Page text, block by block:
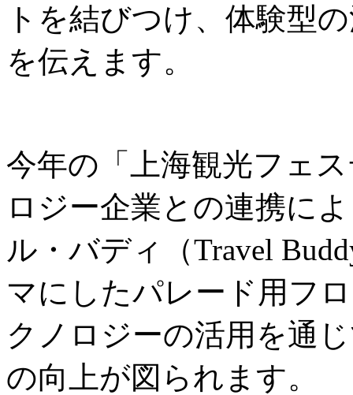
トを結びつけ、体験型
を伝えます。
今年の「上海観光フェ
ロジー企業との連携に
ル・バディ（Travel
マにしたパレード用フ
クノロジーの活用を通
の向上が図られます。